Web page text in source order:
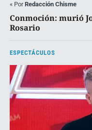
« PorRedacción Chisme
Conmoción: murió
Rosario
ESPECTÁCULOS